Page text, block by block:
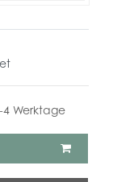
4 Werktage